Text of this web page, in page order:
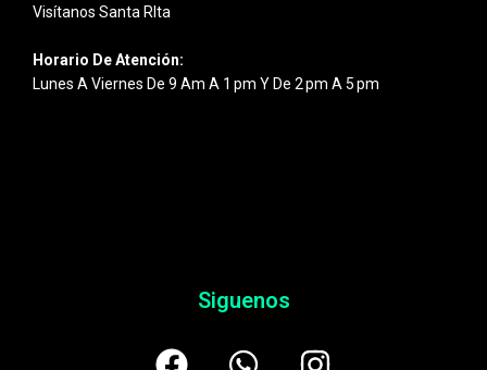
Visítanos Santa RIta
Horario De Atención:
Lunes A Viernes De 9 Am A 1 Pm Y De 2 Pm A 5 Pm
Siguenos